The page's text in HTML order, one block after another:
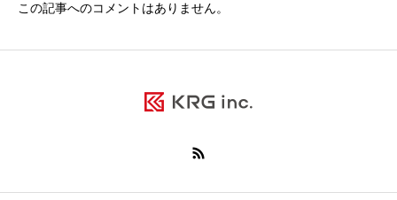
この記事へのコメントはありません。